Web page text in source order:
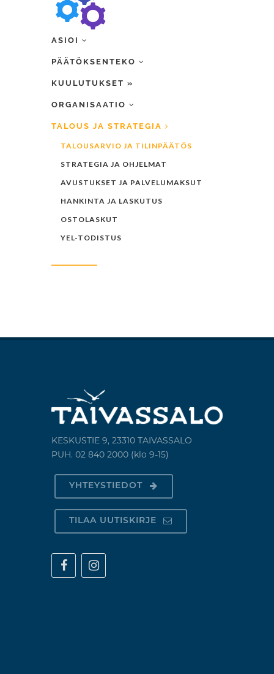
ASIOI
PÄÄTÖKSENTEKO
KUULUTUKSET »
ORGANISAATIO
TALOUS JA STRATEGIA
TALOUSARVIO JA TILINPÄÄTÖS
STRATEGIA JA OHJELMAT
AVUSTUKSET JA PALVELUMAKSUT
HANKINTA JA LASKUTUS
OSTOLASKUT
YEL-TODISTUS
KESKUSTIE 9, 23310 TAIVASSALO
PUH. 02 840 2000 (klo 9-15)
YHTEYSTIEDOT
TILAA UUTISKIRJE